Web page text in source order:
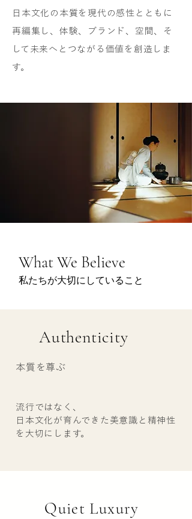
日本文化の本質を現代の感性とともに
再編集し、体験、ブランド、空間、そ
して未来へとつながる価値を創造しま
す。
What We Believe
私たちが大切にしていること
Authenticity
本質を尊ぶ
​​​流行ではなく、
日本文化が育んできた美意識と精神性
を大切にします。
Quiet Luxury